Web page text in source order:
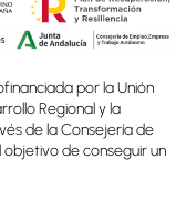
por la Unión
Regional y la
de la Consejería de
de conseguir un